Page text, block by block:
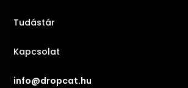
Tudástár
Kapcsolat
info@dropcat.hu